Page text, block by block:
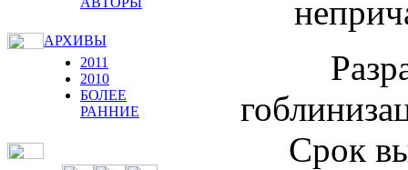
АРХИВЫ
2011
2010
БОЛЕЕ
РАННИЕ
Срок